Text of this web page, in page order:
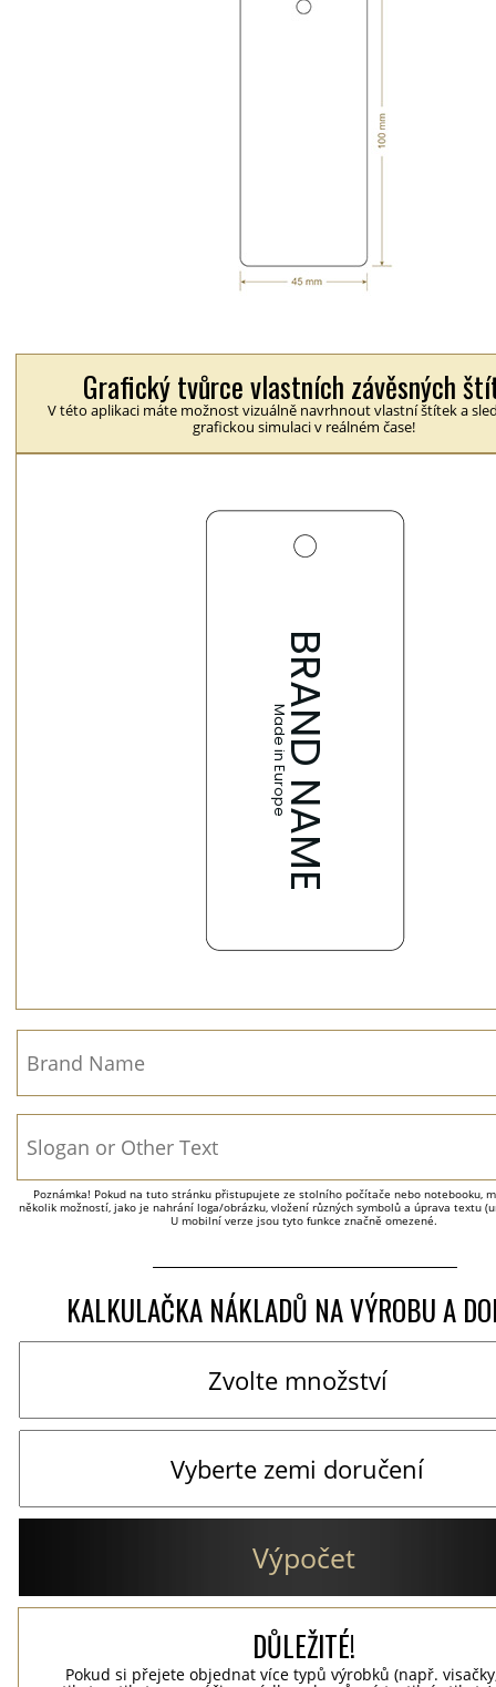
Grafický tvůrce vlastních závěsných
V této aplikaci máte možnost vizuálně navrhnout vlastní štítek a
grafickou simulaci v reálném čase!
Poznámka! Pokud na tuto stránku přistupujete ze stolního počítače nebo notebooku,
několik možností, jako je nahrání loga/obrázku, vložení různých symbolů a úprava textu
U mobilní verze jsou tyto funkce značně omezené.
KALKULAČKA NÁKLADŮ NA VÝROBU A
Výpočet
DŮLEŽITÉ!
Pokud si přejete objednat více typů výrobků (např.